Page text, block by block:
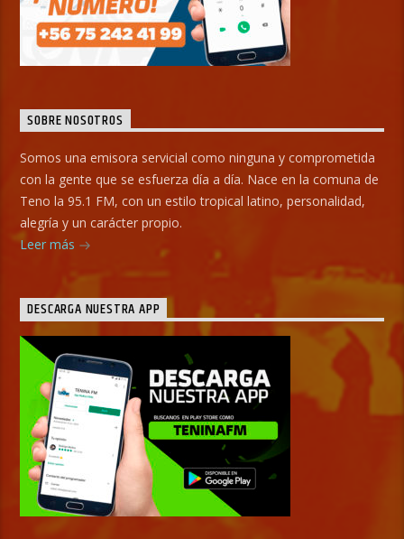
SOBRE NOSOTROS
Somos una emisora servicial como ninguna y comprometida
con la gente que se esfuerza día a día. Nace en la comuna de
Teno la 95.1 FM, con un estilo tropical latino, personalidad,
alegría y un carácter propio.
Leer más
DESCARGA NUESTRA APP